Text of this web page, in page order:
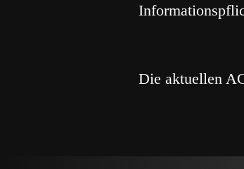
Die aktuellen